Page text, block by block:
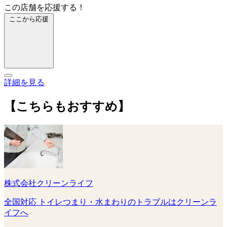
この店舗を応援する！
ここから応援
詳細を見る
【こちらもおすすめ】
株式会社クリーンライフ
全国対応 トイレつまり・水まわりのトラブルはクリーンラ
イフへ